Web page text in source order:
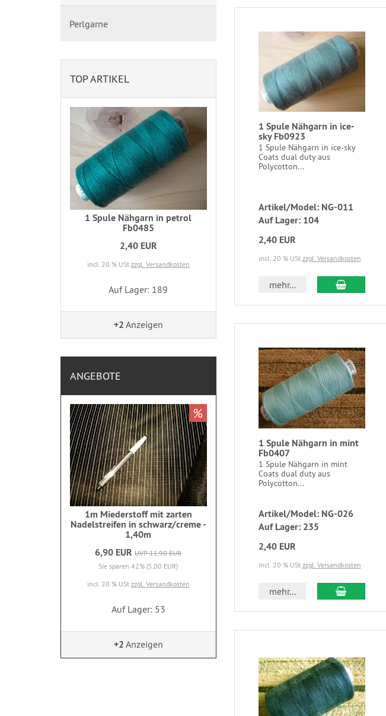
1 Spule Nähgarn in ice-
sky Fb0923
1 Spule Nähgarn in ice-sky
Coats dual duty aus
Polycotton...
Artikel/Model: NG-011
Auf Lager: 104
2,40 EUR
incl. 20 % USt zzgl. Versandkosten
mehr...
1 Spule Nähgarn in mint
Fb0407
1 Spule Nähgarn in mint
Coats dual duty aus
Polycotton...
Artikel/Model: NG-026
Auf Lager: 235
2,40 EUR
incl. 20 % USt zzgl. Versandkosten
mehr...
Perlgarne
TOP ARTIKEL
1 Spule Nähgarn in petrol
Fb0485
2,40 EUR
incl. 20 % USt zzgl. Versandkosten
Auf Lager: 189
+2 Anzeigen
ANGEBOTE
1m Miederstoff mit zarten
Nadelstreifen in schwarz/creme -
1,40m
6,90 EUR UVP 11,90 EUR
Sie sparen 42% (5,00 EUR)
incl. 20 % USt zzgl. Versandkosten
Auf Lager: 53
%
+2 Anzeigen